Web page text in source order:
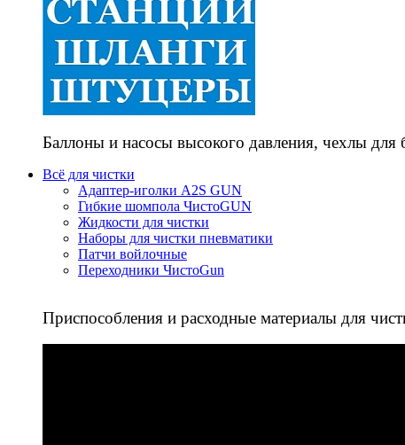
Баллоны и насосы высокого давления, чехлы
Всё для чистки
Адаптер-иголки A2S GUN
Гибкие шомпола ЧистоGUN
Жидкости для чистки
Наборы для чистки пневматики
Патчи войлочные
Переходники ЧистоGun
Приспособления и расходные материалы для